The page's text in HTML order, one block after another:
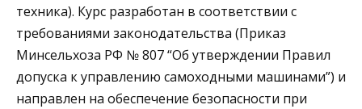
техника). Курс разработан в соответствии с
требованиями законодательства (Приказ
Минсельхоза РФ № 807 “Об утверждении Правил
допуска к управлению самоходными машинами”) и
направлен на обеспечение безопасности при